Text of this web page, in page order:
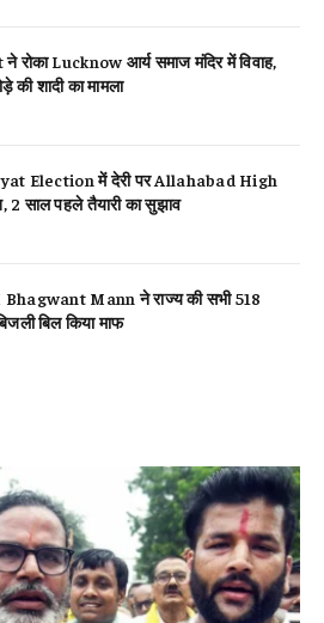
रोका Lucknow आर्य समाज मंदिर में विवाह,
शादी का मामला
Election में देरी पर Allahabad High
2 साल पहले तैयारी का सुझाव
Mann ने राज्य की सभी 518
बिल किया माफ